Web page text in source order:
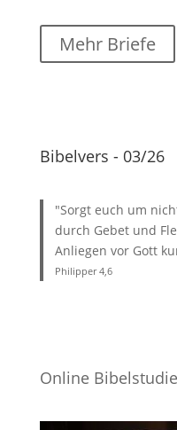
Mehr Briefe
Bibelvers - 03/26
"Sorgt euch um
durch Gebet und
Anliegen vor Gott
Philipper 4,6
Online